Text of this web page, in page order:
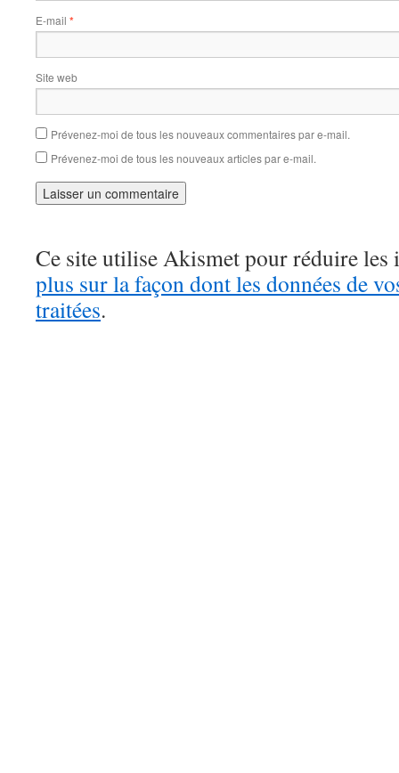
E-mail *
Site web
Prévenez-moi de tous les nouveaux commentaires par e-mail.
Prévenez-moi de tous les nouveaux articles par e-mail.
Ce site utilise Akismet pour réduire les
plus sur la façon dont les données de
traitées.